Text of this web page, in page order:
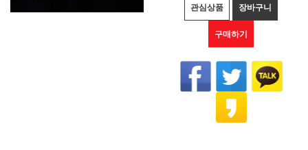
관심상품 장바구니
구매하기